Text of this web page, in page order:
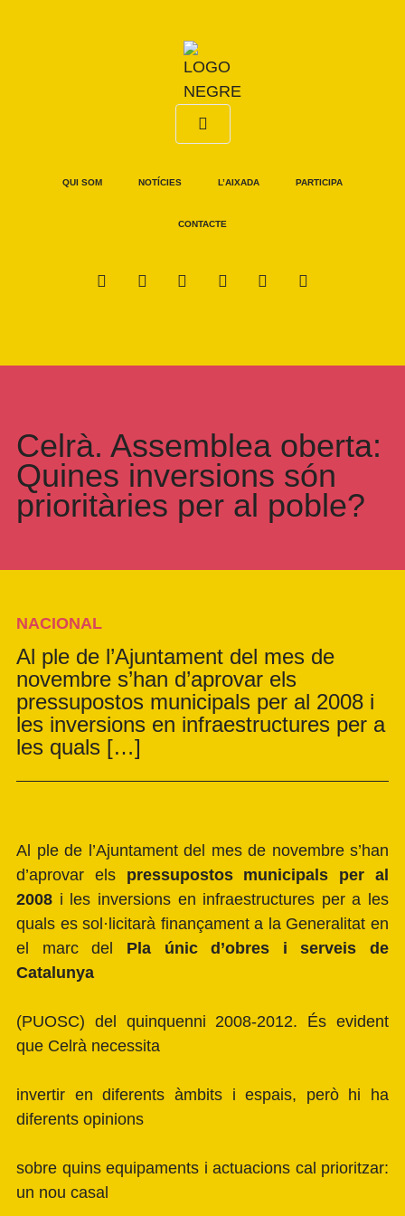
QUI SOM NOTÍCIES L’AIXADA PARTICIPA
CONTACTE
Celrà. Assemblea oberta:
Quines inversions són
prioritàries per al poble?
NACIONAL
Al ple de l’Ajuntament del mes de
novembre s’han d’aprovar els
pressupostos municipals per al 2008 i
les inversions en infraestructures per a
les quals […]
Al ple de l’Ajuntament del mes de novembre s’han
d’aprovar els pressupostos municipals per al
2008 i les inversions en infraestructures per a les
quals es sol·licitarà finançament a la Generalitat en
el marc del Pla únic d’obres i serveis de
Catalunya
(PUOSC) del quinquenni 2008-2012. És evident
que Celrà necessita
invertir en diferents àmbits i espais, però hi ha
diferents opinions
sobre quins equipaments i actuacions cal prioritzar:
un nou casal